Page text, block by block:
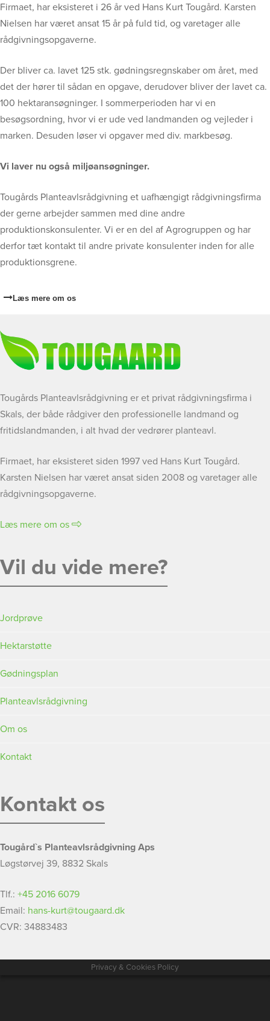
Firmaet, har eksisteret i 26 år ved Hans Kurt Tougård. Karsten
Nielsen har været ansat 15 år på fuld tid, og varetager alle
rådgivningsopgaverne.
Der bliver ca. lavet 125 stk. gødningsregnskaber om året, med
det der hører til sådan en opgave, derudover bliver der lavet ca.
100 hektaransøgninger. I sommerperioden har vi en
besøgsordning, hvor vi er ude ved landmanden og vejleder i
marken. Desuden løser vi opgaver med div. markbesøg.
Vi laver nu også miljøansøgninger.
Tougårds Planteavlsrådgivning et uafhængigt rådgivningsfirma
der gerne arbejder sammen med dine andre
produktionskonsulenter. Vi er en del af Agrogruppen og har
derfor tæt kontakt til andre private konsulenter inden for alle
produktionsgrene.
Læs mere om os
Tougårds Planteavlsrådgivning er et privat rådgivningsfirma i
Skals, der både rådgiver den professionelle landmand og
fritidslandmanden, i alt hvad der vedrører planteavl.
Firmaet, har eksisteret siden 1997 ved Hans Kurt Tougård.
Karsten Nielsen har været ansat siden 2008 og varetager alle
rådgivningsopgaverne.
Læs mere om os
Vil du vide mere?
Jordprøve
Hektarstøtte
Gødningsplan
Planteavlsrådgivning
Om os
Kontakt
Kontakt os
Tougård`s Planteavlsrådgivning Aps
Løgstørvej 39, 8832 Skals
Tlf.: +45 2016 6079
Email: hans-kurt@tougaard.dk
CVR: 34883483
Privacy & Cookies Policy